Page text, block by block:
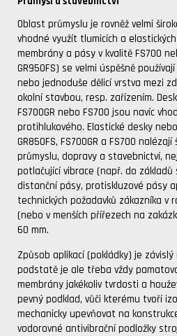
Oblast průmyslu je rovněž velmi
vhodné využít tlumicích a
membrány a pásy v kvalitě FS700
GR950FS) se velmi úspěšně
nebo jednoduše dělicí vrstva mezi
okolní stavbou, resp. zařízením.
FS700GR nebo FS700 jsou navíc
protihlukového. Elastické desky nebo
GR850FS, FS700GR a FS700
průmyslu, dopravy a stavebnictví,
potlačující vibrace (např. do základů
distanční pásy, protiskluzové pásy
technických požadavků zákazníka v
(nebo v menších přířezech na
60 mm.
Způsob aplikací (pokládky) je
podstatě je ale třeba vždy
membrány jakékoliv tvrdosti a
pevný podklad, vůči kterému tvoří
mechanicky upevňovat na
vodorovné antivibrační podložky